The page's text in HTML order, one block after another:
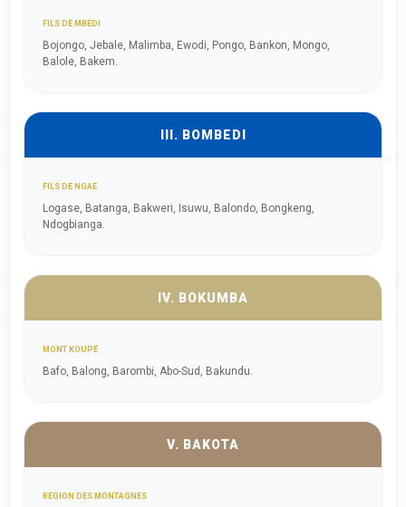
FILS DE MBEDI
Bojongo, Jebale, Malimba, Ewodi, Pongo, Bankon, Mongo,
Balole, Bakem.
III. BOMBEDI
FILS DE NGAE
Logase, Batanga, Bakweri, Isuwu, Balondo, Bongkeng,
Ndogbianga.
IV. BOKUMBA
MONT KOUPÉ
Bafo, Balong, Barombi, Abo-Sud, Bakundu.
V. BAKOTA
RÉGION DES MONTAGNES